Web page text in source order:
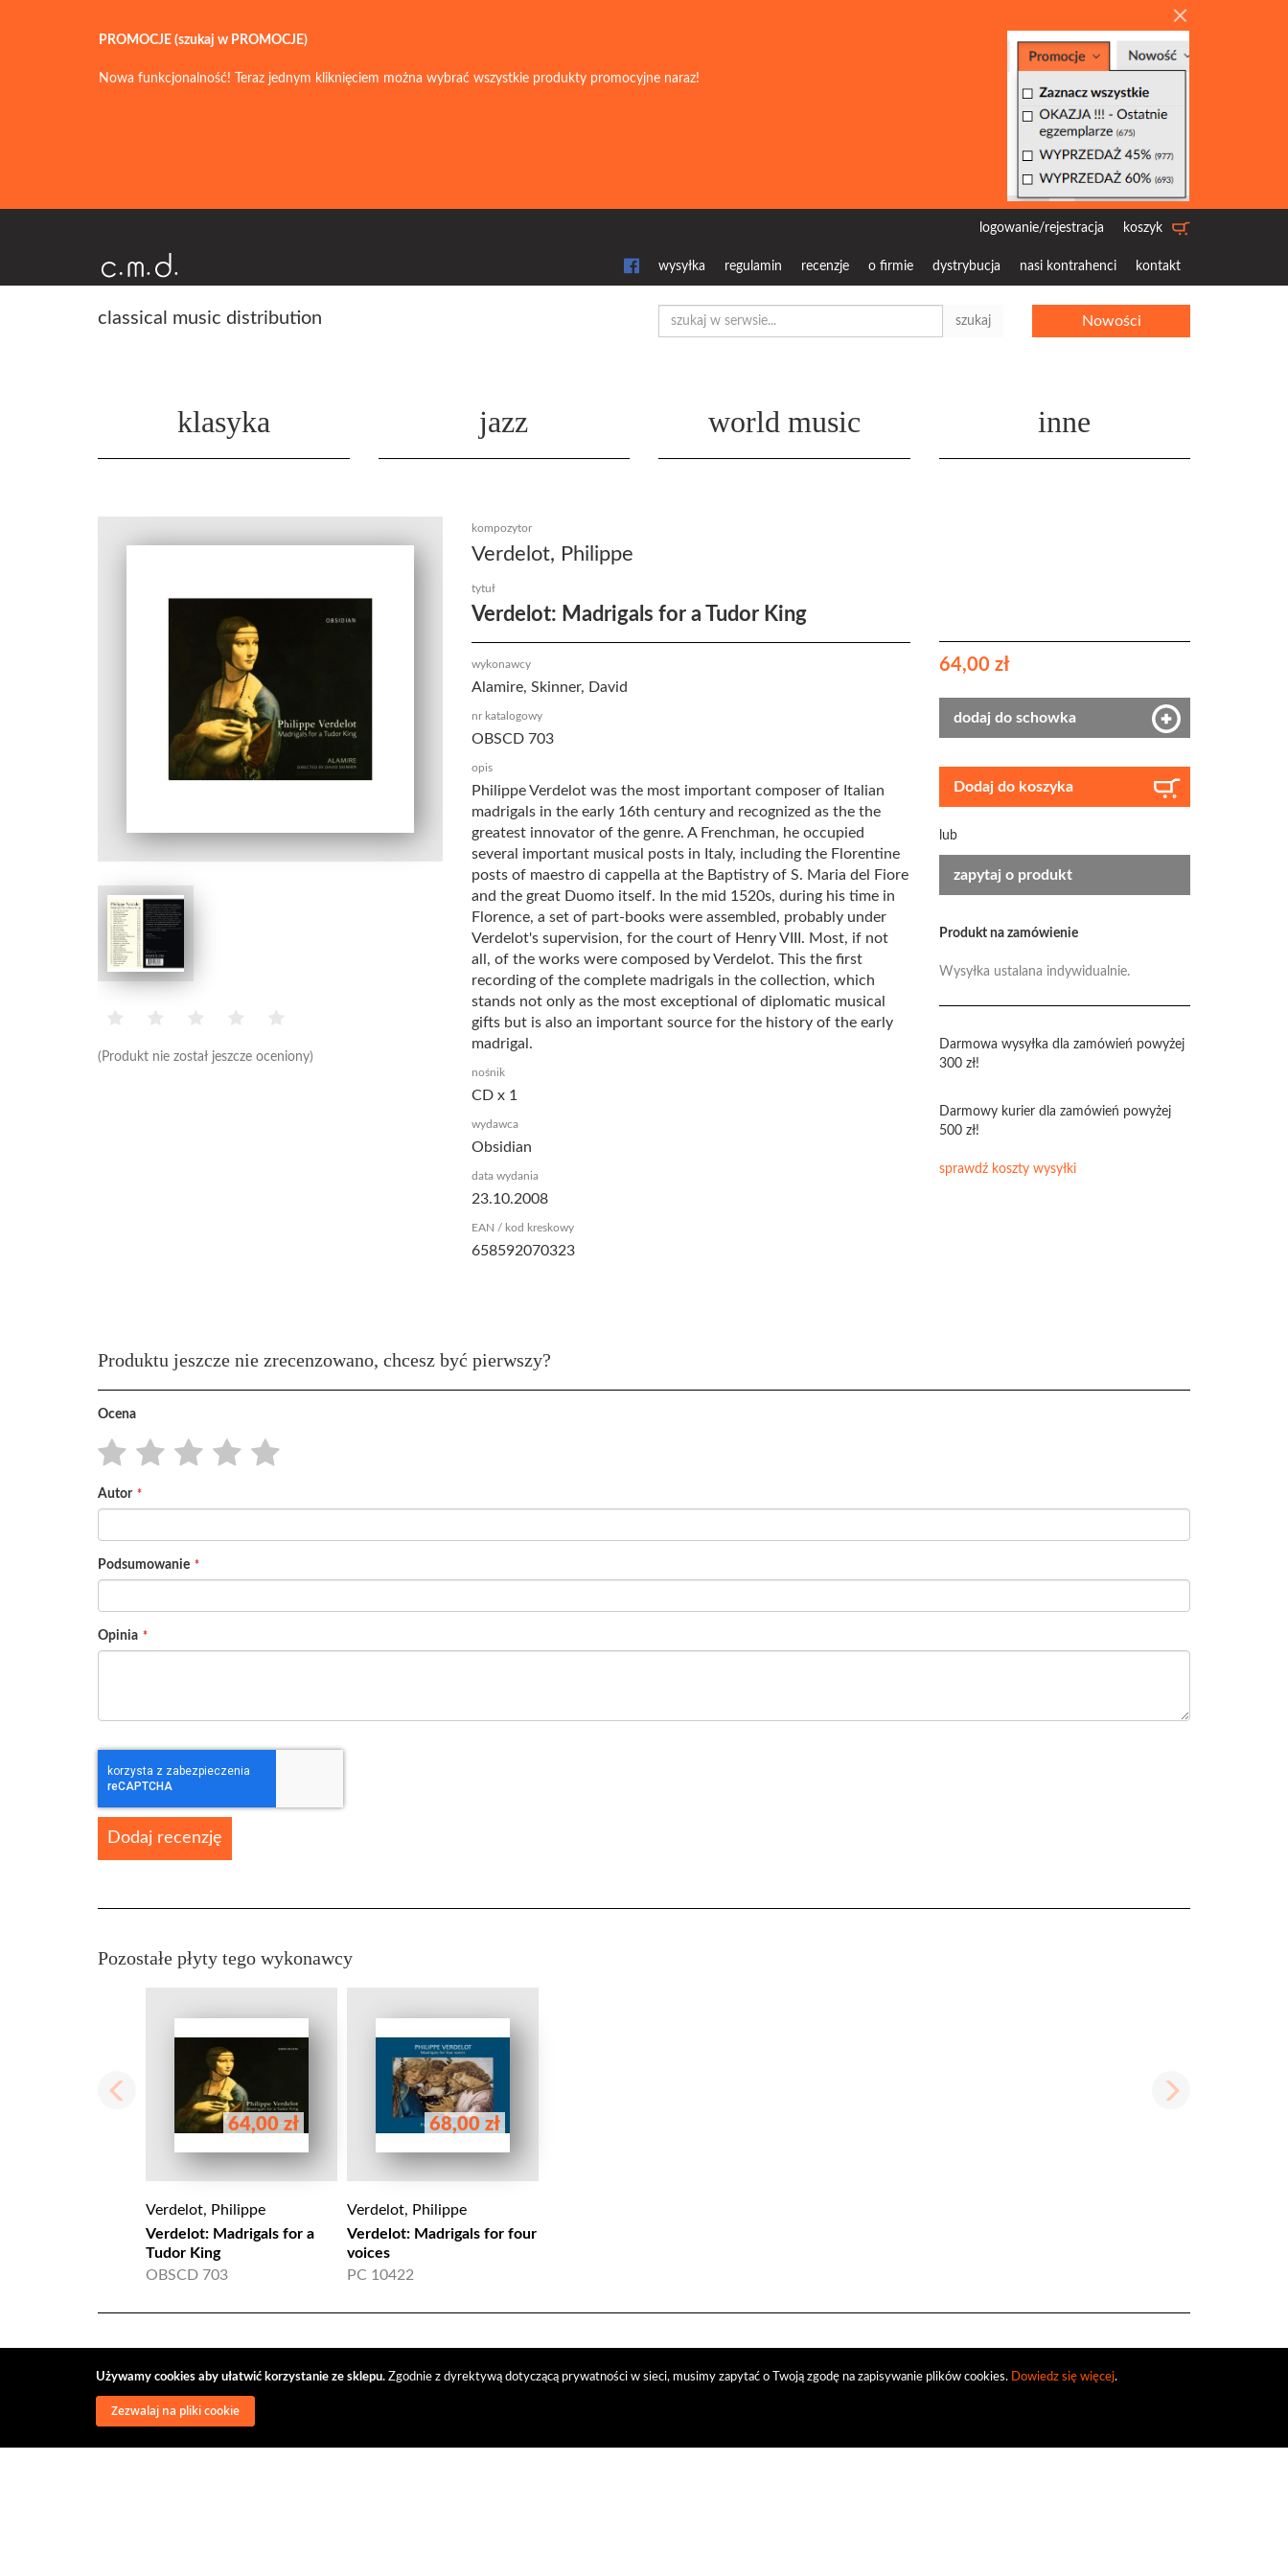
PROMOCJE (szukaj w PROMOCJE)
Nowa funkcjonalność! Teraz jednym kliknięciem można wybrać wszystkie produkty promocyjne naraz!
Używamy cookies aby ułatwić korzystanie ze sklepu. Zgodnie z dyrektywą dotyczącą prywatności w sieci, musimy zapytać o Twoją zgodę na zapisywanie plików cookies. Dowiedz się więcej.
Zezwalaj na pliki cookie
koszyk
logowanie/rejestracja
wysyłka regulamin recenzje o firmie dystrybucja nasi kontrahenci kontakt
classical music distribution szukaj Nowości
klasyka jazz world music inne
(Produkt nie został jeszcze oceniony)
kompozytor
Verdelot, Philippe
tytuł
Verdelot: Madrigals for a Tudor King
wykonawcy
Alamire, Skinner, David
nr katalogowy
OBSCD 703
opis
Philippe Verdelot was the most important composer of Italian
madrigals in the early 16th century and recognized as the the
greatest innovator of the genre. A Frenchman, he occupied
several important musical posts in Italy, including the Florentine
posts of maestro di cappella at the Baptistry of S. Maria del Fiore
and the great Duomo itself. In the mid 1520s, during his time in
Florence, a set of part-books were assembled, probably under
Verdelot's supervision, for the court of Henry VIII. Most, if not
all, of the works were composed by Verdelot. This the first
recording of the complete madrigals in the collection, which
stands not only as the most exceptional of diplomatic musical
gifts but is also an important source for the history of the early
madrigal.
nośnik
CD x 1
wydawca
Obsidian
data wydania
23.10.2008
EAN / kod kreskowy
658592070323
64,00 zł
dodaj do schowka
Dodaj do koszyka
lub
zapytaj o produkt
Produkt na zamówienie
Wysyłka ustalana indywidualnie.
Darmowa wysyłka dla zamówień powyżej
300 zł!
Darmowy kurier dla zamówień powyżej
500 zł!
sprawdź koszty wysyłki
Produktu jeszcze nie zrecenzowano, chcesz być pierwszy?
Ocena
star
stars
stars
stars
stars
Autor
Podsumowanie
Opinia
Dodaj recenzję
Pozostałe płyty tego wykonawcy
64,00 zł
Verdelot, Philippe
Verdelot: Madrigals for a
Tudor King
OBSCD 703
68,00 zł
Verdelot, Philippe
Verdelot: Madrigals for four
voices
PC 10422